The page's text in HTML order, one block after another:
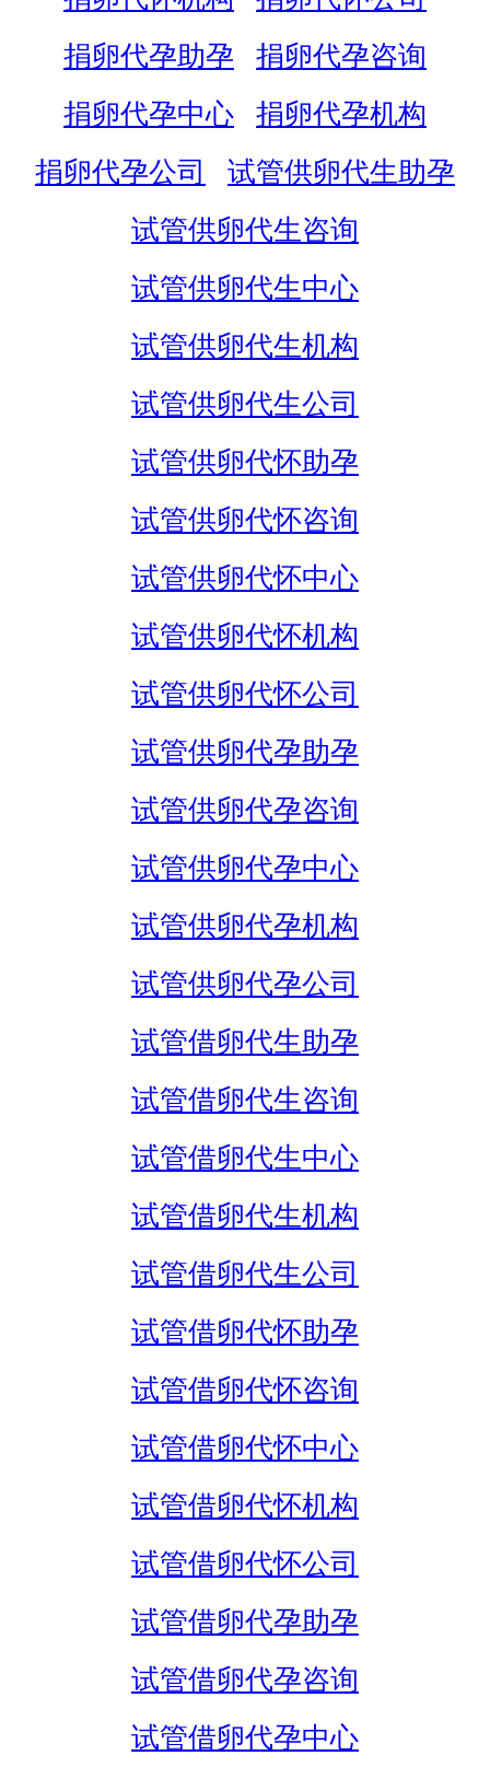
捐卵代孕助孕
捐卵代孕咨询
捐卵代孕中心
捐卵代孕机构
捐卵代孕公司
试管供卵代生助孕
试管供卵代生咨询
试管供卵代生中心
试管供卵代生机构
试管供卵代生公司
试管供卵代怀助孕
试管供卵代怀咨询
试管供卵代怀中心
试管供卵代怀机构
试管供卵代怀公司
试管供卵代孕助孕
试管供卵代孕咨询
试管供卵代孕中心
试管供卵代孕机构
试管供卵代孕公司
试管借卵代生助孕
试管借卵代生咨询
试管借卵代生中心
试管借卵代生机构
试管借卵代生公司
试管借卵代怀助孕
试管借卵代怀咨询
试管借卵代怀中心
试管借卵代怀机构
试管借卵代怀公司
试管借卵代孕助孕
试管借卵代孕咨询
试管借卵代孕中心